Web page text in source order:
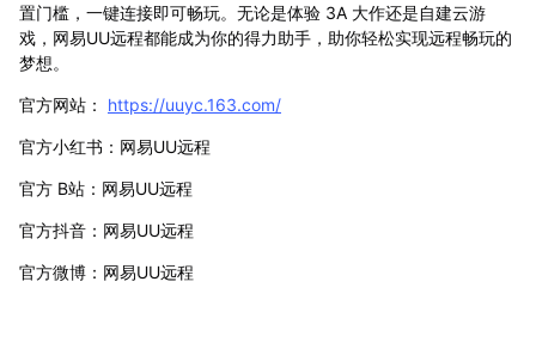
置门槛，一键连接即可畅玩。无论是体验 3A 大作还是自建云游
戏，网易UU远程都能成为你的得力助手，助你轻松实现远程畅玩的
梦想。
官方网站： https://uuyc.163.com/
官方小红书：网易UU远程
官方 B站：网易UU远程
官方抖音：网易UU远程
官方微博：网易UU远程